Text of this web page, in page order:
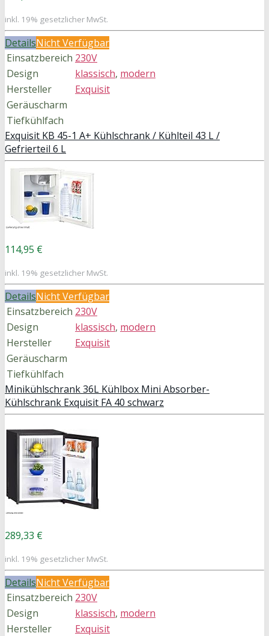
inkl. 19% gesetzlicher MwSt.
DetailsNicht Verfügbar
Einsatzbereich 230V
Design
klassisch, modern
Hersteller
Exquisit
Geräuscharm
Tiefkühlfach
Exquisit KB 45-1 A+ Kühlschrank / Kühlteil 43 L /
Gefrierteil 6 L
114,95 €
inkl. 19% gesetzlicher MwSt.
DetailsNicht Verfügbar
Einsatzbereich 230V
Design
klassisch, modern
Hersteller
Exquisit
Geräuscharm
Tiefkühlfach
Minikühlschrank 36L Kühlbox Mini Absorber-
Kühlschrank Exquisit FA 40 schwarz
289,33 €
inkl. 19% gesetzlicher MwSt.
DetailsNicht Verfügbar
Einsatzbereich 230V
Design
klassisch, modern
Hersteller
Exquisit